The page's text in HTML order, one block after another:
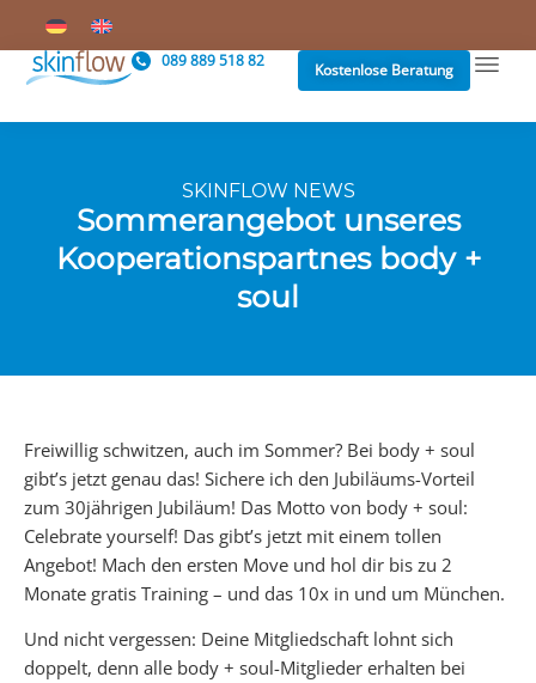
089 889 518 82 Kostenlose Beratung
SKINFLOW NEWS
Sommerangebot unseres
Kooperationspartnes body +
soul
Freiwillig schwitzen, auch im Sommer? Bei body + soul
gibt’s jetzt genau das! Sichere ich den Jubiläums-Vorteil
zum 30jährigen Jubiläum! Das Motto von body + soul:
Celebrate yourself! Das gibt’s jetzt mit einem tollen
Angebot! Mach den ersten Move und hol dir bis zu 2
Monate gratis Training – und das 10x in und um München.
Und nicht vergessen: Deine Mitgliedschaft lohnt sich
doppelt, denn alle body + soul-Mitglieder erhalten bei